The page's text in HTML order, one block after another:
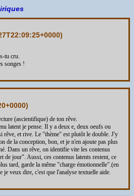
)
tu cru.
songes !
)
(ascientifique) de ton rêve.
latent je pense. Il y a deux e, deux oeufs ou
rêve, et rive. Le "thème" est plutôt le double. J'y
de la conception, bon, et je n'en ajoute pas plus
Dans un rêve, on identifie vite les contenus
de jour". Aussi, ces contenus latents restent, ce
tard, garde la même "charge émotionnelle".(en
je veux dire, c'est que l'analyse textuelle aide.